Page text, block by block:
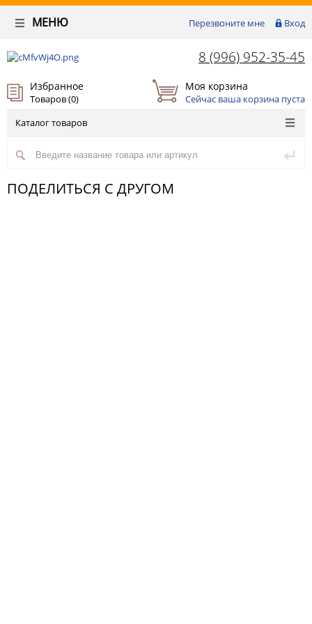
Перезвоните мне Вход
МЕНЮ
8 (996) 952-35-45
Избранное
Товаров (0)
Моя корзина
Сейчас ваша корзина пуста
Каталог товаров
ПОДЕЛИТЬСЯ С ДРУГОМ